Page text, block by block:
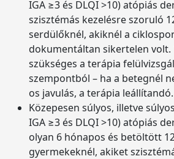
IGA ≥3 és DLQI >10) atópiás
szisztémás kezelésre szoruló
serdülőknél, akiknél a
dokumentáltan sikertelen volt.
szükséges a terápia
szempontból – ha a betegnél
os javulás, a terápia leállítandó.
Közepesen súlyos, illetve
IGA ≥3 és DLQI >10) atópiás
olyan 6 hónapos és betöltött
gyermekeknél, akiket